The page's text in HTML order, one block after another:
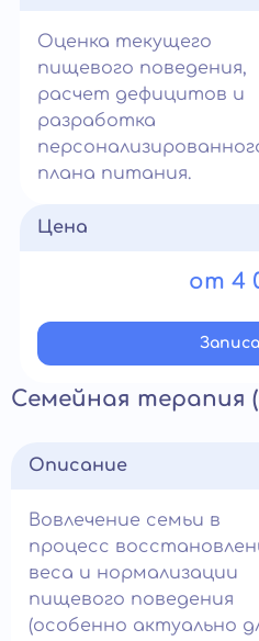
Оценка текущего
пищевого поведения,
расчет дефицитов и
разработка
плана питания.
Цена
от 4
Семейная терапия
Описание
Вовлечение семьи в
процесс
веса и нормализации
пищевого поведения
(особенно актуально